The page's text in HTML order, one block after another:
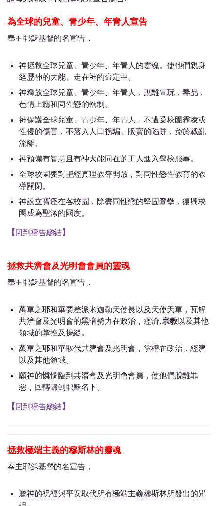
為全球的兒童、青少年、年青人宣告
奉主耶穌基督的名宣告，
神拯救全球兒童、青少年、年青人的靈魂。使他們親身
経歷神的大能、走在神的命定中。
神釋放全球兒童、青少年、年青人，脫離電玩，毒品，
色情上癮和同性戀的轄制。
神保護全球兒童、青少年、年青人，不遭受校園霸凌或
性侵的傷害，不落入人口拐騙、販賣的陷阱，免於戰亂
流離。
神預備有智慧且有神大能同在的工人進入學校服事。
全球校園要對聖經真理教導開放，對同性戀性教育的教
導關閉。
神設立寶座在各校園，除盡同性戀的堅固營壘，復興校
園成為聖潔的國度。
【回到禱告總結】
拯救共濟會及光明會會員的靈魂
奉主耶穌基督的名宣告，
萬軍之耶和華要差派米迦勒天使長以及天使天軍，瓦解
共濟會及光明會的黑暗勢力在政治，經濟, 宗教以及其他
領域的掌控及操縱。
萬軍之耶和華取代共濟會及光明會，掌權在政治，經濟
以及其他領域。
願神的憐憫臨到共濟會及光明會會員，使他們脫離罪
惡，回轉歸到耶穌名下。
【回到禱告總結】
拯救極端主義的穆斯林的靈魂
奉主耶穌基督的名宣告，
屬神的祝福與平安取代所有極端主義穆斯林所發出的咒